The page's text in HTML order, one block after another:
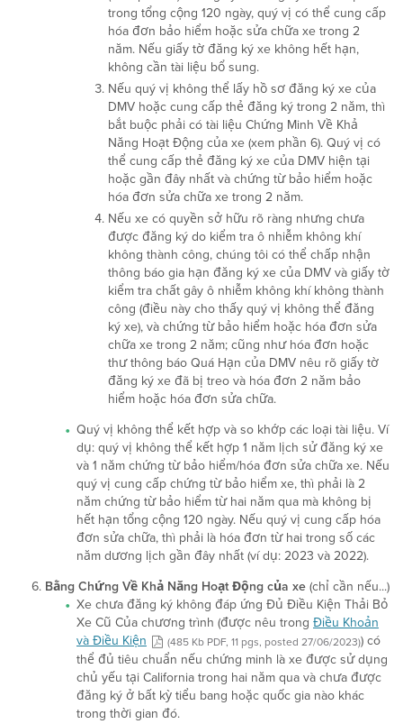
trong tổng cộng 120 ngày, quý vị có thể cung cấp
hóa đơn bảo hiểm hoặc sửa chữa xe trong 2
năm. Nếu giấy tờ đăng ký xe không hết hạn,
không cần tài liệu bổ sung.
Nếu quý vị không thể lấy hồ sơ đăng ký xe của
DMV hoặc cung cấp thẻ đăng ký trong 2 năm, thì
bắt buộc phải có tài liệu Chứng Minh Về Khả
Năng Hoạt Động của xe (xem phần 6). Quý vị có
thể cung cấp thẻ đăng ký xe của DMV hiện tại
hoặc gần đây nhất và chứng từ bảo hiểm hoặc
hóa đơn sửa chữa xe trong 2 năm.
Nếu xe có quyền sở hữu rõ ràng nhưng chưa
được đăng ký do kiểm tra ô nhiễm không khí
không thành công, chúng tôi có thể chấp nhận
thông báo gia hạn đăng ký xe của DMV và giấy tờ
kiểm tra chất gây ô nhiễm không khí không thành
công (điều này cho thấy quý vị không thể đăng
ký xe), và chứng từ bảo hiểm hoặc hóa đơn sửa
chữa xe trong 2 năm; cũng như hóa đơn hoặc
thư thông báo Quá Hạn của DMV nêu rõ giấy tờ
đăng ký xe đã bị treo và hóa đơn 2 năm bảo
hiểm hoặc hóa đơn sửa chữa.
Quý vị không thể kết hợp và so khớp các loại tài liệu. Ví
dụ: quý vị không thể kết hợp 1 năm lịch sử đăng ký xe
và 1 năm chứng từ bảo hiểm/hóa đơn sửa chữa xe. Nếu
quý vị cung cấp chứng từ bảo hiểm xe, thì phải là 2
năm chứng từ bảo hiểm từ hai năm qua mà không bị
hết hạn tổng cộng 120 ngày. Nếu quý vị cung cấp hóa
đơn sửa chữa, thì phải là hóa đơn từ hai trong số các
năm dương lịch gần đây nhất (ví dụ: 2023 và 2022).
Bằng Chứng Về Khả Năng Hoạt Động của xe(chỉ cần nếu...)
Xe chưa đăng ký không đáp ứng Đủ Điều Kiện Thải Bỏ
Xe Cũ Của chương trình (được nêu trong Điều Khoản
và Điều Kiện
(485 Kb PDF, 11 pgs, posted 27/06/2023)) có
thể đủ tiêu chuẩn nếu chứng minh là xe được sử dụng
chủ yếu tại California trong hai năm qua và chưa được
đăng ký ở bất kỳ tiểu bang hoặc quốc gia nào khác
trong thời gian đó.